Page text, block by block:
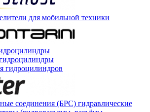
для мобильной техники
гидроцилиндров
соединения (БРС) гидравлические